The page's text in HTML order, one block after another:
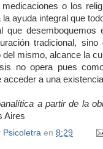
medicaciones o los
la ayuda integral que
que
tradicional,
del mismo, alcance la
no opera pues
acceder a una
a partir de la
Aires
Psicoletra en 8:29